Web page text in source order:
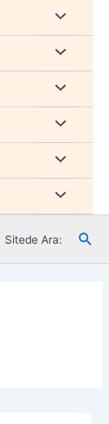
Menu
düğmesi
Menu
düğmesi
Menu
düğmesi
Menu
düğmesi
Menu
düğmesi
Menu
düğmesi
Sitede Ara: